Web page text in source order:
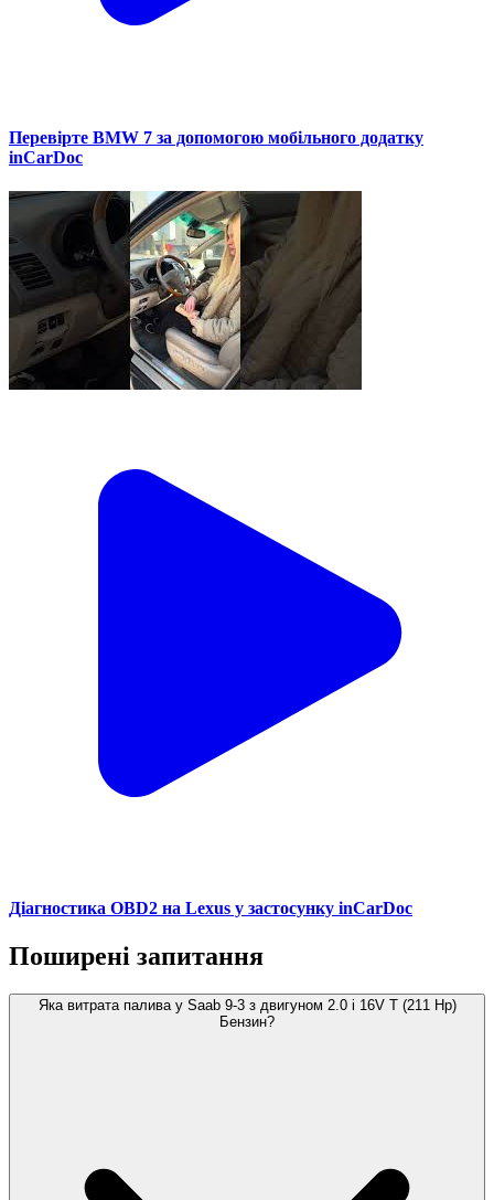
Перевірте BMW 7 за допомогою мобільного додатку
inCarDoc
Діагностика OBD2 на Lexus у застосунку inCarDoc
Поширені запитання
Яка витрата палива у Saab 9-3 з двигуном 2.0 i 16V T (211 Hp)
Бензин?